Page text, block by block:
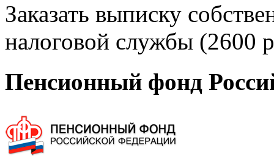
Заказать выписку
налоговой службы (2600
Пенсионный фонд